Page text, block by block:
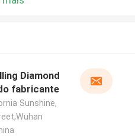
Diamond
fabricante
Sunshine,